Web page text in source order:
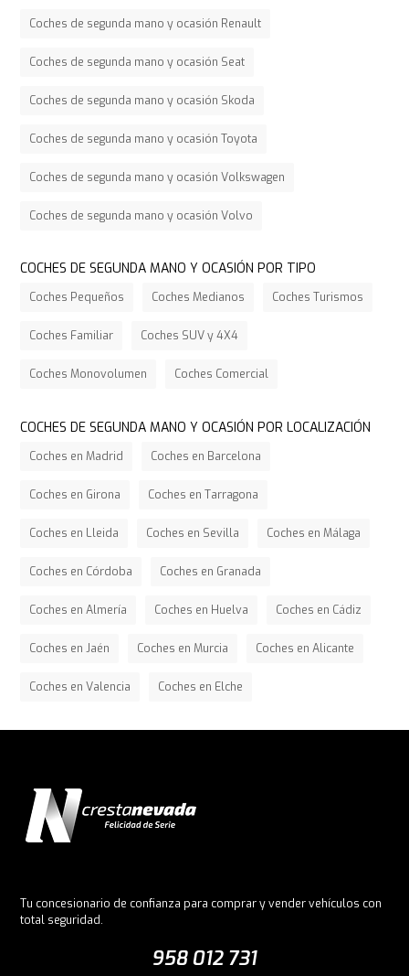
Coches de segunda mano y ocasión Renault
Coches de segunda mano y ocasión Seat
Coches de segunda mano y ocasión Skoda
Coches de segunda mano y ocasión Toyota
Coches de segunda mano y ocasión Volkswagen
Coches de segunda mano y ocasión Volvo
COCHES DE SEGUNDA MANO Y OCASIÓN POR TIPO
Coches Pequeños Coches Medianos Coches Turismos
Coches Familiar Coches SUV y 4X4
Coches Monovolumen Coches Comercial
COCHES DE SEGUNDA MANO Y OCASIÓN POR LOCALIZACIÓN
Coches en Madrid Coches en Barcelona
Coches en Girona Coches en Tarragona
Coches en Lleida Coches en Sevilla Coches en Málaga
Coches en Córdoba Coches en Granada
Coches en Almería Coches en Huelva Coches en Cádiz
Coches en Jaén Coches en Murcia Coches en Alicante
Coches en Valencia Coches en Elche
Tu concesionario de confianza para comprar y vender vehículos con
total seguridad.
958 012 731